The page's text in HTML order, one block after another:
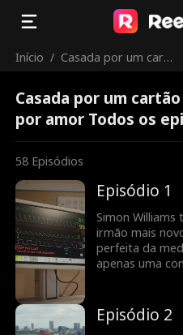
Início / Casada por um cartã
por amor
Casada por um
por amor Todos os
58 Episódios
Episódio 1
Simon Williams
irmão mais
perfeita da
apenas uma
possa ficar nos
de um green
Episódio 2